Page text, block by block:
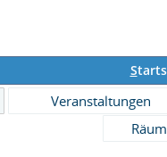
S
Veranstaltungen